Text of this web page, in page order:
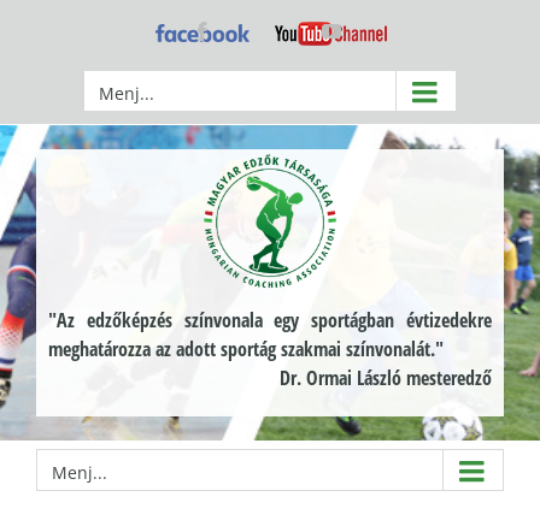
Facebook YouTube
Menj...
"Az edzőképzés színvonala egy sportágban évtizedekre
meghatározza az adott sportág szakmai színvonalát."
Dr. Ormai László mesteredző
Menj...